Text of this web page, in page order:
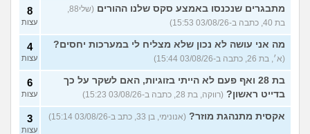
מתבגרים שנכנסו באמצע סקס שלנו ההורים
(שלי88,
בת 40, כתבה ב-03/08/26 15:53)
8
עצות
מה אני עושה לא נכון שלא מצליח לי במערכות יחסים?
(א׳, בת 26, כתבה ב-03/08/26 15:44)
4
עצות
בת 28 ואף פעם לא הייתי בזוגיות, האם לשקר על כך
בדייט ראשון? (רווקה, בת 28, כתבה ב-03/08/26 15:23)
6
עצות
אקסית מתנהגת מוזר? (אנונימי, בן 33, כתב ב-03/08/26 15:14) 3
עצות